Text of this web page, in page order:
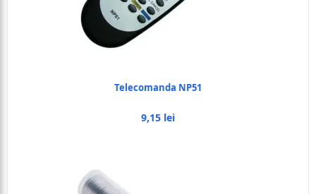
Telecomanda NP51
9,15 lei